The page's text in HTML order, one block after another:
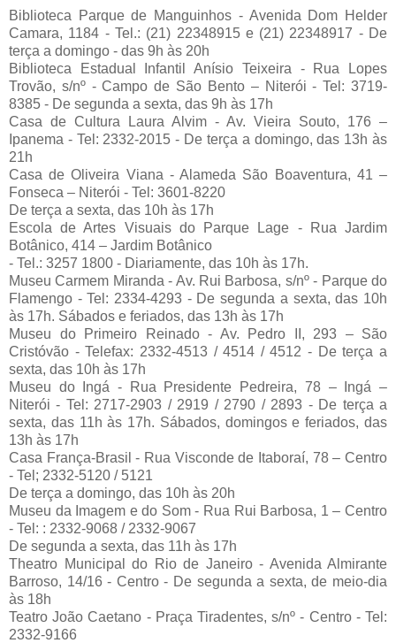
Biblioteca Parque de Manguinhos - Avenida Dom Helder
Camara, 1184 - Tel.: (21) 22348915 e (21) 22348917 - De
terça a domingo - das 9h às 20h
Biblioteca Estadual Infantil Anísio Teixeira - Rua Lopes
Trovão, s/nº - Campo de São Bento – Niterói - Tel: 3719-
8385 - De segunda a sexta, das 9h às 17h
Casa de Cultura Laura Alvim - Av. Vieira Souto, 176 –
Ipanema - Tel: 2332-2015 - De terça a domingo, das 13h às
21h
Casa de Oliveira Viana - Alameda São Boaventura, 41 –
Fonseca – Niterói - Tel: 3601-8220
De terça a sexta, das 10h às 17h
Escola de Artes Visuais do Parque Lage - Rua Jardim
Botânico, 414 – Jardim Botânico
- Tel.: 3257 1800 - Diariamente, das 10h às 17h.
Museu Carmem Miranda - Av. Rui Barbosa, s/nº - Parque do
Flamengo - Tel: 2334-4293 - De segunda a sexta, das 10h
às 17h. Sábados e feriados, das 13h às 17h
Museu do Primeiro Reinado - Av. Pedro II, 293 – São
Cristóvão - Telefax: 2332-4513 / 4514 / 4512 - De terça a
sexta, das 10h às 17h
Museu do Ingá - Rua Presidente Pedreira, 78 – Ingá –
Niterói - Tel: 2717-2903 / 2919 / 2790 / 2893 - De terça a
sexta, das 11h às 17h. Sábados, domingos e feriados, das
13h às 17h
Casa França-Brasil - Rua Visconde de Itaboraí, 78 – Centro
- Tel; 2332-5120 / 5121
De terça a domingo, das 10h às 20h
Museu da Imagem e do Som - Rua Rui Barbosa, 1 – Centro
- Tel: : 2332-9068 / 2332-9067
De segunda a sexta, das 11h às 17h
Theatro Municipal do Rio de Janeiro - Avenida Almirante
Barroso, 14/16 - Centro - De segunda a sexta, de meio-dia
às 18h
Teatro João Caetano - Praça Tiradentes, s/nº - Centro - Tel:
2332-9166